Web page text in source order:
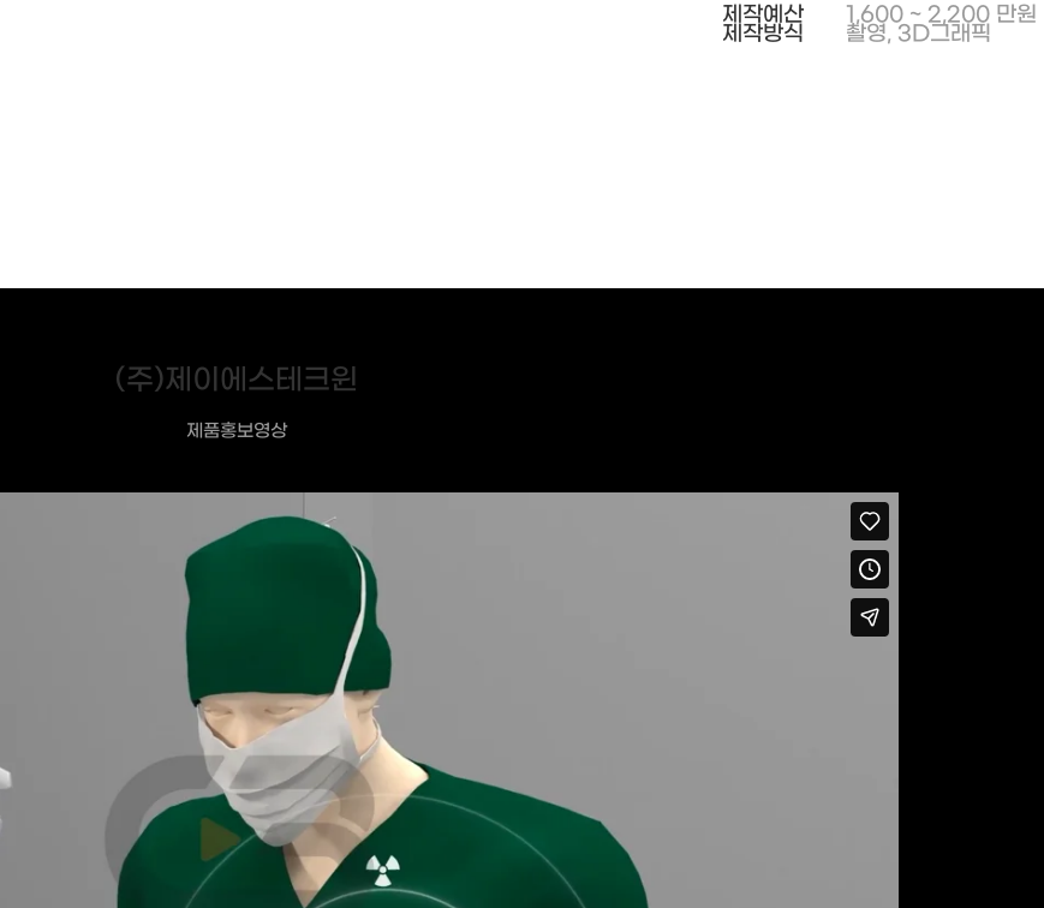
(주)제이에스테크윈
제품홍보영상
제작예산 1,600 ~ 2,200 만원
제작방식 촬영, 3D그래픽